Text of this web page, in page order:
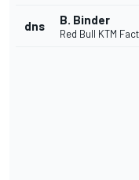
dns B. Binder
Red Bull KTM